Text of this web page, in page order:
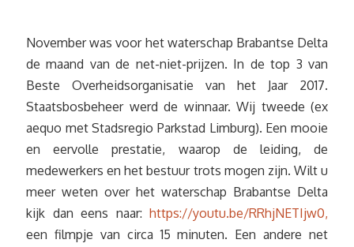
November was voor het waterschap Brabantse Delta
de maand van de net-niet-prijzen. In de top 3 van
Beste Overheidsorganisatie van het Jaar 2017.
Staatsbosbeheer werd de winnaar. Wij tweede (ex
aequo met Stadsregio Parkstad Limburg). Een mooie
en eervolle prestatie, waarop de leiding, de
medewerkers en het bestuur trots mogen zijn. Wilt u
meer weten over het waterschap Brabantse Delta
kijk dan eens naar: https://youtu.be/RRhjNETIjw0,
een filmpje van circa 15 minuten. Een andere net